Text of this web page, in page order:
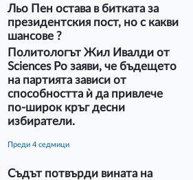
Льо Пен остава в битката за
президентския пост, но с какви
шансове ?
Политологът Жил Ивалди от
Sciences Po заяви, че бъдещето
на партията зависи от
способността ѝ да привлече
по-широк кръг десни
избиратели.
преди 4 седмици
Съдът потвърди вината на